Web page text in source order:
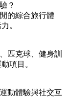
？
的綜合旅行體
。
匹克球、健身訓
項目。
動體驗與社交互